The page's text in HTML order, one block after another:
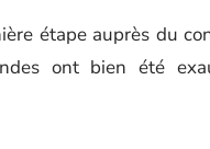
étape auprès du
ont bien été